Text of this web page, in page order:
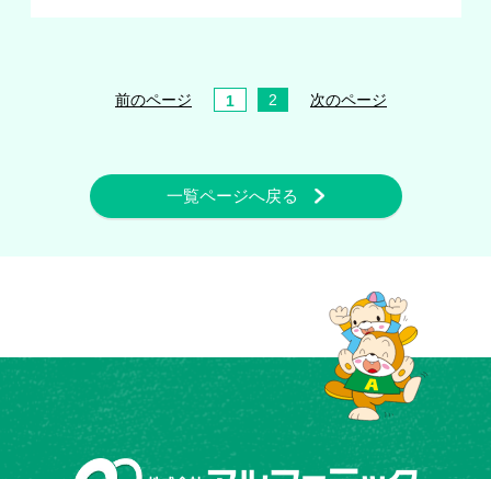
前のページ 1 2 次のページ
一覧ページへ戻る